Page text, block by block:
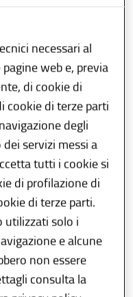
come si
necessari al
web e, previa
di cookie di
cookie di terze parti
degli
servizi messi a
tutti i cookie si
di profilazione di
di terze parti.
utilizzati solo i
e alcune
non essere
consulta la